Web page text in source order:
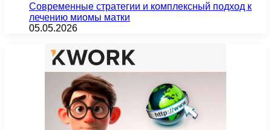
Современные стратегии и комплексный подход к
лечению миомы матки
05.05.2026